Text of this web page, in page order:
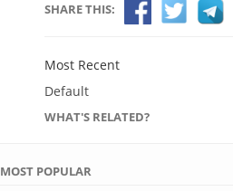
SHARE THIS:
Most Recent
Default
WHAT'S RELATED?
MOST POPULAR